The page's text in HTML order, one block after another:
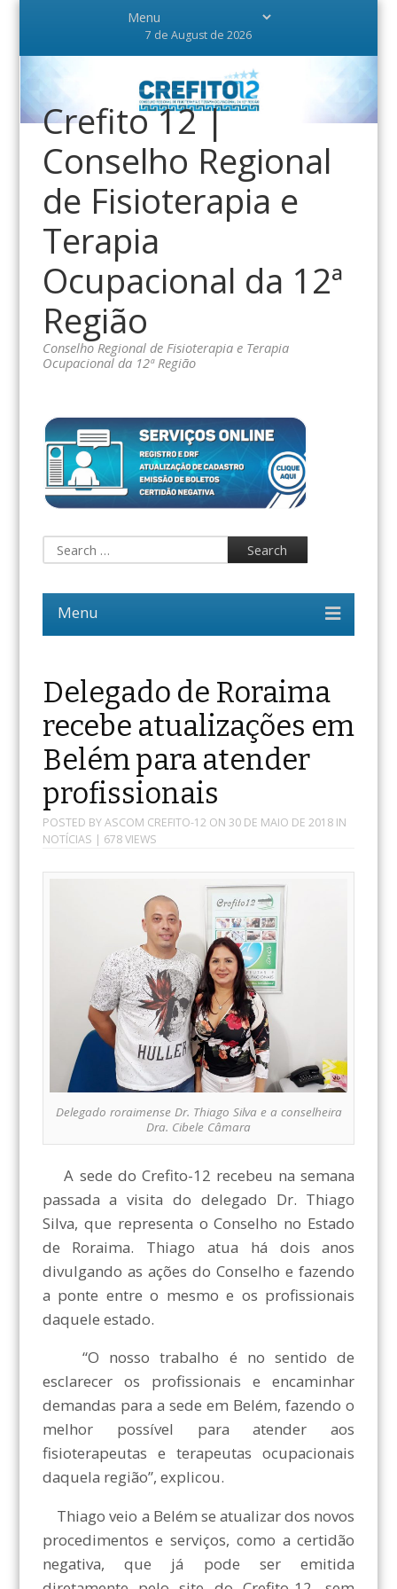
7 de August de 2026
Crefito 12 |
Conselho Regional
de Fisioterapia e
Terapia
Ocupacional da 12ª
Região
Conselho Regional de Fisioterapia e Terapia
Ocupacional da 12ª Região
Delegado de Roraima
recebe atualizações em
Belém para atender
profissionais
POSTED BYASCOM CREFITO-12 ON 30 DE MAIO DE 2018IN
NOTÍCIAS | 678 VIEWS
Delegado roraimense Dr. Thiago Silva e a conselheira
Dra. Cibele Câmara
A sede do Crefito-12 recebeu na semana
passada a visita do delegado Dr. Thiago
Silva, que representa o Conselho no Estado
de Roraima. Thiago atua há dois anos
divulgando as ações do Conselho e fazendo
a ponte entre o mesmo e os profissionais
daquele estado.
“O nosso trabalho é no sentido de
esclarecer os profissionais e encaminhar
demandas para a sede em Belém, fazendo o
melhor possível para atender aos
fisioterapeutas e terapeutas ocupacionais
daquela região”, explicou.
Thiago veio a Belém se atualizar dos novos
procedimentos e serviços, como a certidão
negativa, que já pode ser emitida